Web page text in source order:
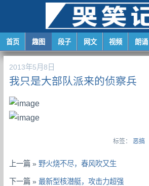
首页 趣图 段子 网文 视频 朗诵
2013年5月8日
我只是大部队派来的侦察兵
标签： 恶搞
上一篇 » 野火烧不尽，春风吹又生
下一篇 »最新型核潜艇，攻击力超强